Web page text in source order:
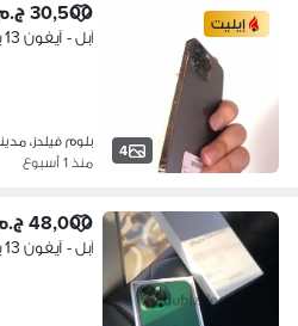
4
إيليت 30,500 ج.م
آبل - آيفون 13 برو
بلوم فيلدز،
منذ 1 أسبوع
48,000 ج.م
آبل - آيفون 13 برو ماكس